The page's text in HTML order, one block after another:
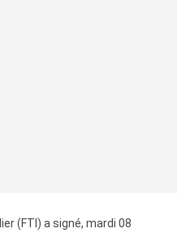
(FTI) a signé, mardi 08